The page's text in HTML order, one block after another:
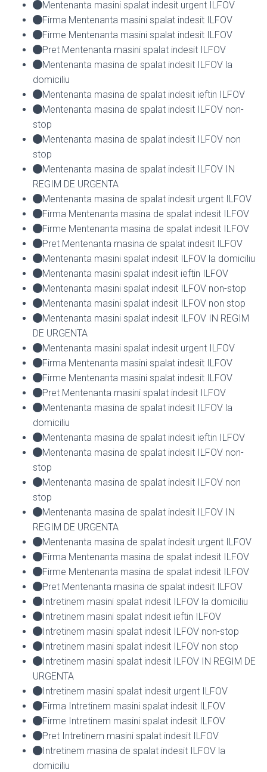
Mentenanta masini spalat indesit urgent ILFOV
Firma Mentenanta masini spalat indesit ILFOV
Firme Mentenanta masini spalat indesit ILFOV
Pret Mentenanta masini spalat indesit ILFOV
Mentenanta masina de spalat indesit ILFOV la
domiciliu
Mentenanta masina de spalat indesit ieftin ILFOV
Mentenanta masina de spalat indesit ILFOV non-
stop
Mentenanta masina de spalat indesit ILFOV non
stop
Mentenanta masina de spalat indesit ILFOV IN
REGIM DE URGENTA
Mentenanta masina de spalat indesit urgent ILFOV
Firma Mentenanta masina de spalat indesit ILFOV
Firme Mentenanta masina de spalat indesit ILFOV
Pret Mentenanta masina de spalat indesit ILFOV
Mentenanta masini spalat indesit ILFOV la domiciliu
Mentenanta masini spalat indesit ieftin ILFOV
Mentenanta masini spalat indesit ILFOV non-stop
Mentenanta masini spalat indesit ILFOV non stop
Mentenanta masini spalat indesit ILFOV IN REGIM
DE URGENTA
Mentenanta masini spalat indesit urgent ILFOV
Firma Mentenanta masini spalat indesit ILFOV
Firme Mentenanta masini spalat indesit ILFOV
Pret Mentenanta masini spalat indesit ILFOV
Mentenanta masina de spalat indesit ILFOV la
domiciliu
Mentenanta masina de spalat indesit ieftin ILFOV
Mentenanta masina de spalat indesit ILFOV non-
stop
Mentenanta masina de spalat indesit ILFOV non
stop
Mentenanta masina de spalat indesit ILFOV IN
REGIM DE URGENTA
Mentenanta masina de spalat indesit urgent ILFOV
Firma Mentenanta masina de spalat indesit ILFOV
Firme Mentenanta masina de spalat indesit ILFOV
Pret Mentenanta masina de spalat indesit ILFOV
Intretinem masini spalat indesit ILFOV la domiciliu
Intretinem masini spalat indesit ieftin ILFOV
Intretinem masini spalat indesit ILFOV non-stop
Intretinem masini spalat indesit ILFOV non stop
Intretinem masini spalat indesit ILFOV IN REGIM DE
URGENTA
Intretinem masini spalat indesit urgent ILFOV
Firma Intretinem masini spalat indesit ILFOV
Firme Intretinem masini spalat indesit ILFOV
Pret Intretinem masini spalat indesit ILFOV
Intretinem masina de spalat indesit ILFOV la
domiciliu